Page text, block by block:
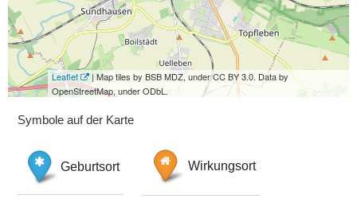
Leaflet
| Map tiles by BSB MDZ, under CC BY 3.0. Data by
OpenStreetMap, under ODbL.
Symbole auf der Karte
Geburtsort Wirkungsort